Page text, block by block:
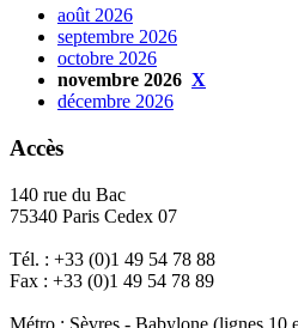
août 2026
septembre 2026
octobre 2026
novembre 2026 X
décembre 2026
Accès
140 rue du Bac
75340 Paris Cedex 07
Tél. : +33 (0)1 49 54 78 88
Fax : +33 (0)1 49 54 78 89
Métro : Sèvres - Babylone (lignes 10